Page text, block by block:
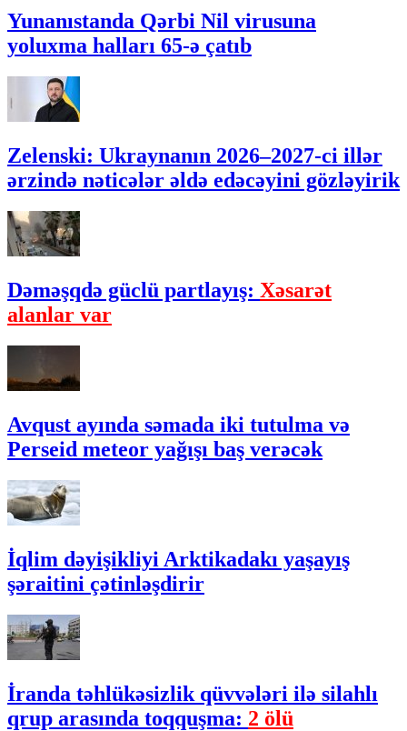
Yunanıstanda Qərbi Nil virusuna
yoluxma halları 65-ə çatıb
Zelenski: Ukraynanın 2026–2027-ci illər
ərzində nəticələr əldə edəcəyini gözləyirik
Dəməşqdə güclü partlayış: Xəsarət
alanlar var
Avqust ayında səmada iki tutulma və
Perseid meteor yağışı baş verəcək
İqlim dəyişikliyi Arktikadakı yaşayış
şəraitini çətinləşdirir
İranda təhlükəsizlik qüvvələri ilə silahlı
qrup arasında toqquşma: 2 ölü